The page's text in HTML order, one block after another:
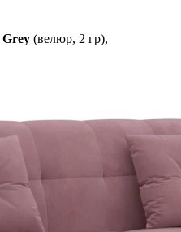
Grey (велюр, 2 гр),